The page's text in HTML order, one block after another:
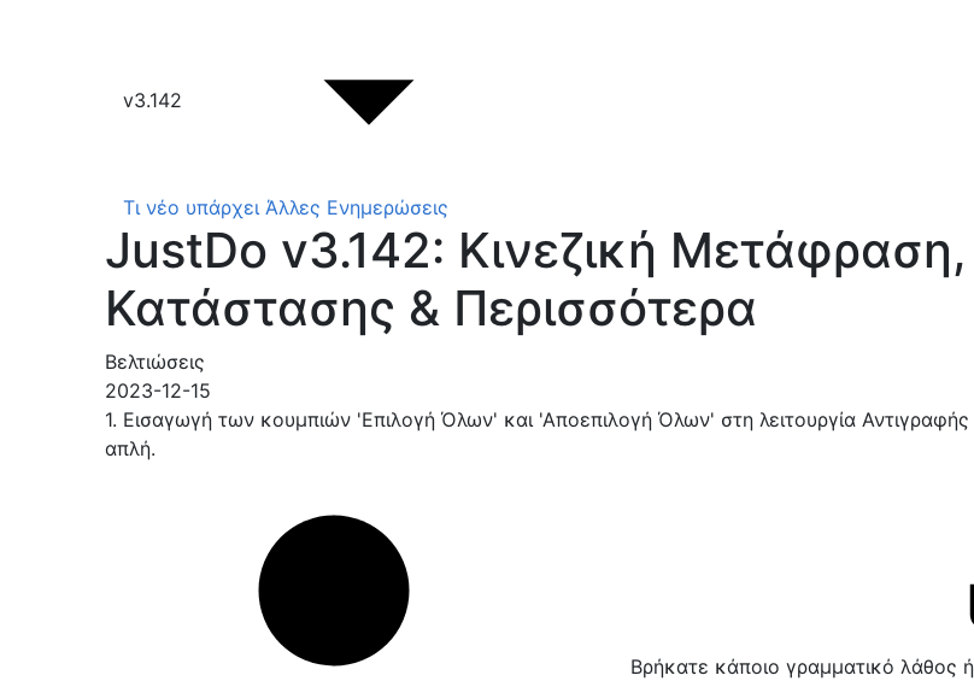
v3.142
Τι νέο υπάρχει Άλλες Ενημερώσεις
JustDo v3.142: Κινεζική
Κατάστασης & Περισσότερα
Βελτιώσεις
2023-12-15
1. Εισαγωγή των κουμπιών 'Επιλογή Όλων' και 'Αποεπιλογή Όλων' στη λειτουργία
απλή.
Βρήκατε κάποιο γραμματικό λάθος